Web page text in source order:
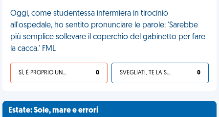
Oggi, come studentessa infermiera in tirocinio
all'ospedale, ho sentito pronunciare le parole: 'Sarebbe
più semplice sollevare il coperchio del gabinetto per fare
la cacca.' FML
SÌ, È PROPRIO UNA VDM! 0 SVEGLIATI, TE LA SEI CERCATA! 0
Estate: Sole, mare e errori